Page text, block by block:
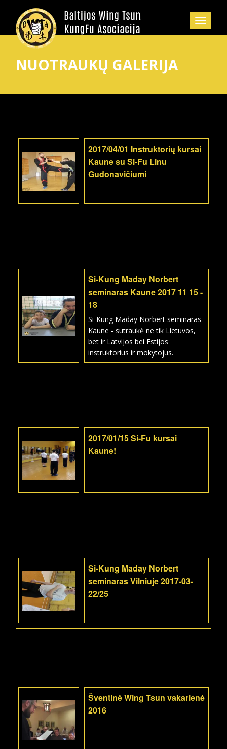
NUOTRAUKŲ GALERIJA
2017/04/01 Instruktorių kursai
Kaune su Si-Fu Linu
Gudonavičiumi
Si-Kung Maday Norbert
seminaras Kaune 2017 11 15 -
18
Si-Kung Maday Norbert seminaras
Kaune - sutraukė ne tik Lietuvos,
bet ir Latvijos bei Estijos
instruktorius ir mokytojus.
2017/01/15 Si-Fu kursai
Kaune!
Si-Kung Maday Norbert
seminaras Vilniuje 2017-03-
22/25
Šventinė Wing Tsun vakarienė
2016